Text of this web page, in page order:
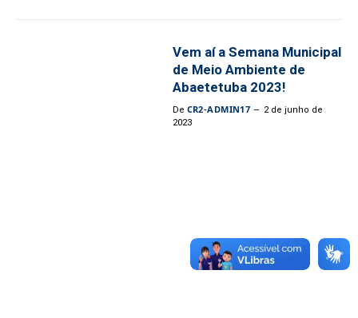
Vem aí a Semana Municipal
de Meio Ambiente de
Abaetetuba 2023!
De CR2-ADMIN17
2 de junho de
2023